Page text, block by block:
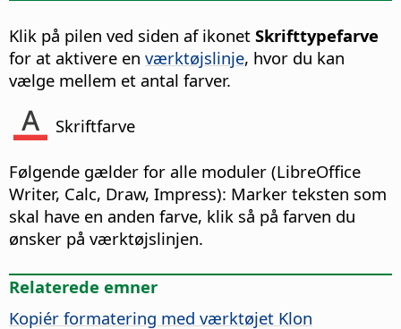
Klik på pilen ved siden af ikonet Skrifttypefarve
for at aktivere en værktøjslinje, hvor du kan
vælge mellem et antal farver.
Skriftfarve
Følgende gælder for alle moduler (LibreOffice
Writer, Calc, Draw, Impress): Marker teksten som
skal have en anden farve, klik så på farven du
ønsker på værktøjslinjen.
Relaterede emner
Kopiér formatering med værktøjet Klon